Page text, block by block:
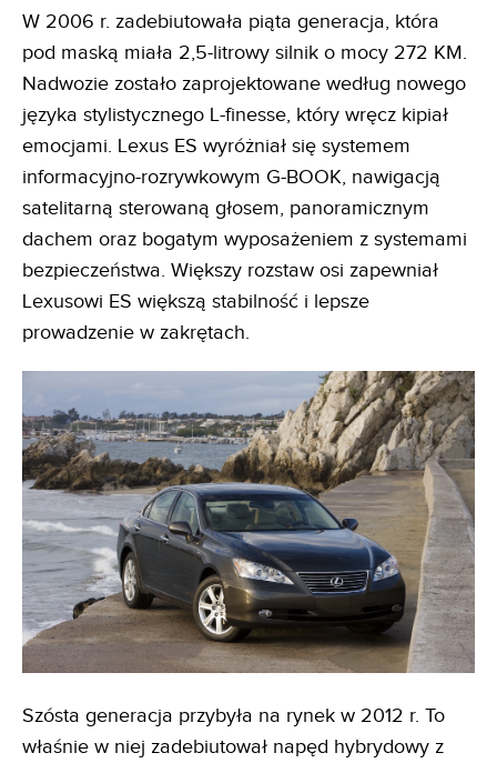
W 2006 r. zadebiutowała piąta generacja, która
pod maską miała 2,5-litrowy silnik o mocy 272 KM.
Nadwozie zostało zaprojektowane według nowego
języka stylistycznego L-finesse, który wręcz kipiał
emocjami. Lexus ES wyróżniał się systemem
informacyjno-rozrywkowym G-BOOK, nawigacją
satelitarną sterowaną głosem, panoramicznym
dachem oraz bogatym wyposażeniem z systemami
bezpieczeństwa. Większy rozstaw osi zapewniał
Lexusowi ES większą stabilność i lepsze
prowadzenie w zakrętach.
Szósta generacja przybyła na rynek w 2012 r. To
właśnie w niej zadebiutował napęd hybrydowy z